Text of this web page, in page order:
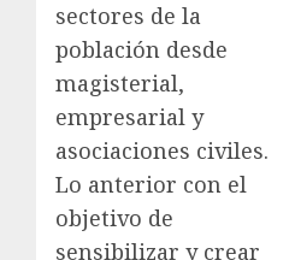
sectores de la
población desde
magisterial,
empresarial y
asociaciones civiles.
Lo anterior con el
objetivo de
sensibilizar y crear